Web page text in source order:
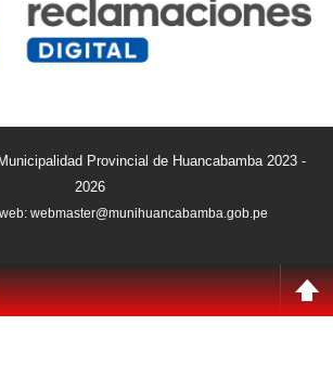
Provincial de Huancabamba 2023 -
2026
webmaster@munihuancabamba.gob.pe